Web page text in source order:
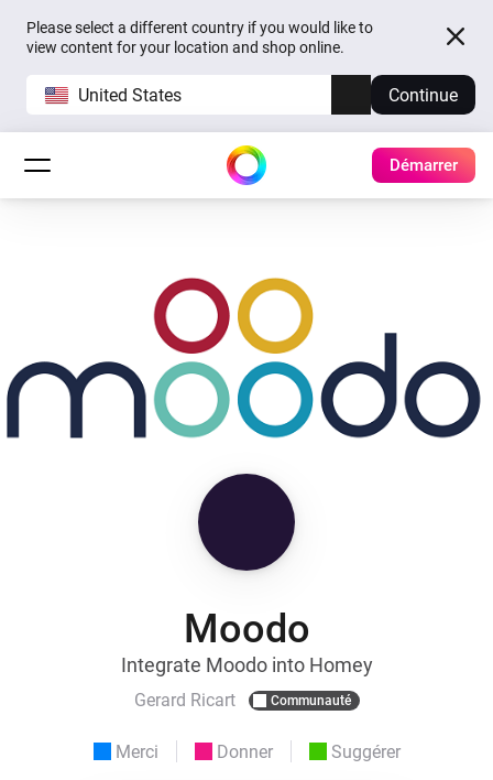
Please select a different country if you would like to
view content for your location and shop online.
United States Continue
Démarrer
Moodo
Integrate Moodo into Homey
Gerard Ricart Communauté
Merci Donner Suggérer